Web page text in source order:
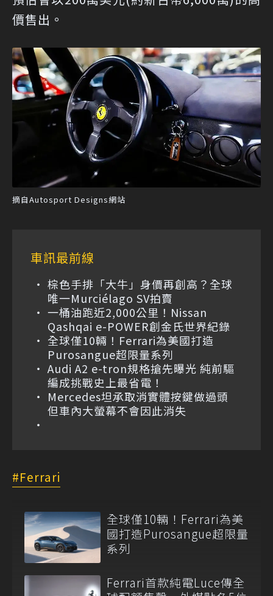
價售出。
摘自Autosport Designs網站
車訊最前線
棕色手排「大牛」身價再創高？全球
唯一Murciélago SV拍賣
一桶油跑近2,000公里！Nissan
Qashqai e-POWER創金氏世界紀錄
全球僅10輛！Ferrari為美國打造
Purosangue超限量系列
Audi A2 e-tron規格搶先曝光 純前驅
編成挑戰史上最省電！
Mercedes坦承取消實體按鍵做過頭
但車內大螢幕不會因此消失
Ferrari
全球僅10輛！Ferrari為美
國打造Purosangue超限量
系列
Ferrari首款純電Luce傳全